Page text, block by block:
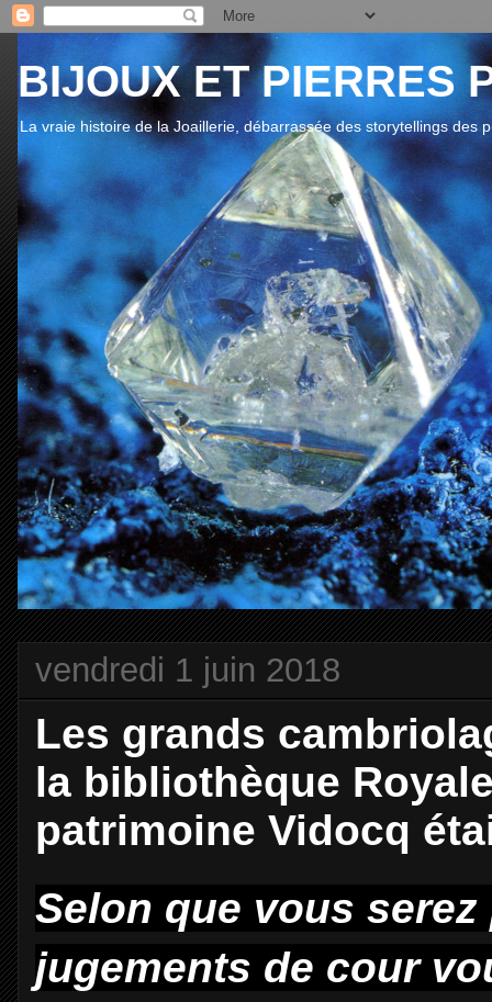
BIJOUX ET PIERRES
La vraie histoire de la Joaillerie, débarrassée des storytellings des
vendredi 1 juin 2018
Les grands
la bibliothèque
patrimoine Vidocq
Selon que vous
jugements de cour